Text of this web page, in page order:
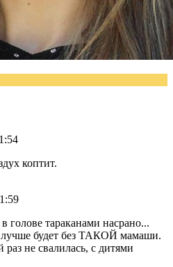
коптит.
голове тараканами насрано...
лучше будет без ТАКОЙ мамаши.
не свалилась, с дитями